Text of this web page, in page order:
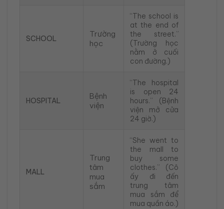
SCHOOL
Trường
học
“The school is
at the end of
the street.”
(Trường học
nằm ở cuối
con đường.)
HOSPITAL
Bệnh
viện
“The hospital
is open 24
hours.” (Bệnh
viện mở cửa
24 giờ.)
MALL
Trung
tâm
mua
sắm
“She went to
the mall to
buy some
clothes.” (Cô
ấy đi đến
trung tâm
mua sắm để
mua quần áo.)